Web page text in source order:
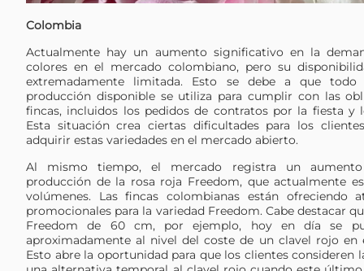
Colombia
Actualmente hay un aumento significativo en la
colores en el mercado colombiano, pero su
extremadamente limitada. Esto se debe a que
producción disponible se utiliza para cumplir con las
fincas, incluidos los pedidos de contratos por la fiesta y
Esta situación crea ciertas dificultades para los
adquirir estas variedades en el mercado abierto.
Al mismo tiempo, el mercado registra un
producción de la rosa roja Freedom, que actualmente
volúmenes. Las fincas colombianas están ofreciendo
promocionales para la variedad Freedom. Cabe destacar
Freedom de 60 cm, por ejemplo, hoy en día se
aproximadamente al nivel del coste de un clavel rojo en
Esto abre la oportunidad para que los clientes consideren